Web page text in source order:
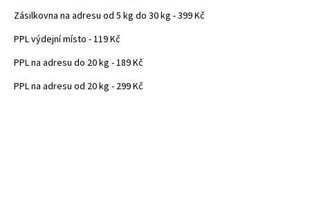
Zásilkovna na adresu od 5 kg do 30 kg - 399 Kč
PPL výdejní místo - 119 Kč
PPL na adresu do 20 kg - 189 Kč
PPL na adresu od 20 kg - 299 Kč